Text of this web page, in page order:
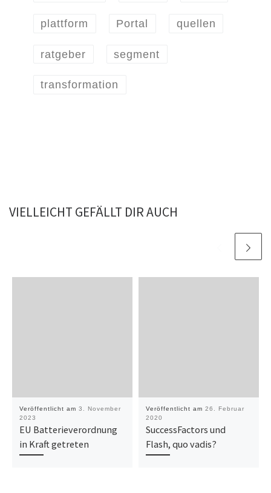
plattform Portal quellen
ratgeber segment
transformation
VIELLEICHT GEFÄLLT DIR AUCH
Veröffentlicht am 3. November
2023
EU Batterieverordnung
in Kraft getreten
Veröffentlicht am 26. Februar
2020
SuccessFactors und
Flash, quo vadis?